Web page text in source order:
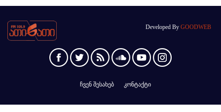
Developed By GOODWEB
ჩვენ შესახებ კონტაქტი